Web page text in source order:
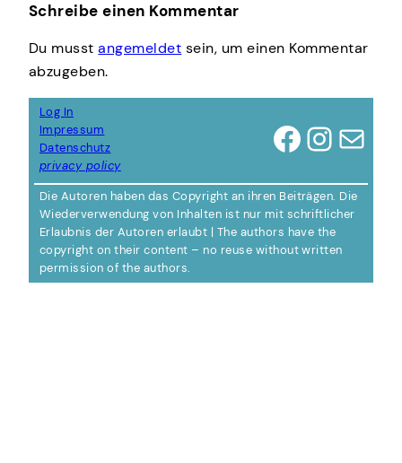
Schreibe einen Kommentar
Du musstangemeldet sein, um einen Kommentar
abzugeben.
Log In
Impressum
Datenschutz
privacy policy
Facebook InstagramE-Mail
Die Autoren haben das Copyright an ihren Beiträgen. Die
Wiederverwendung von Inhalten ist nur mit schriftlicher
Erlaubnis der Autoren erlaubt | The authors have the
copyright on their content – no reuse without written
permission of the authors.